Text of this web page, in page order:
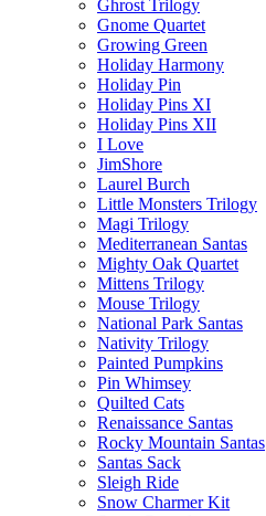
Ghrost Trilogy
Gnome Quartet
Growing Green
Holiday Harmony
Holiday Pin
Holiday Pins XI
Holiday Pins XII
I Love
JimShore
Laurel Burch
Little Monsters Trilogy
Magi Trilogy
Mediterranean Santas
Mighty Oak Quartet
Mittens Trilogy
Mouse Trilogy
National Park Santas
Nativity Trilogy
Painted Pumpkins
Pin Whimsey
Quilted Cats
Renaissance Santas
Rocky Mountain Santas
Santas Sack
Sleigh Ride
Snow Charmer Kit